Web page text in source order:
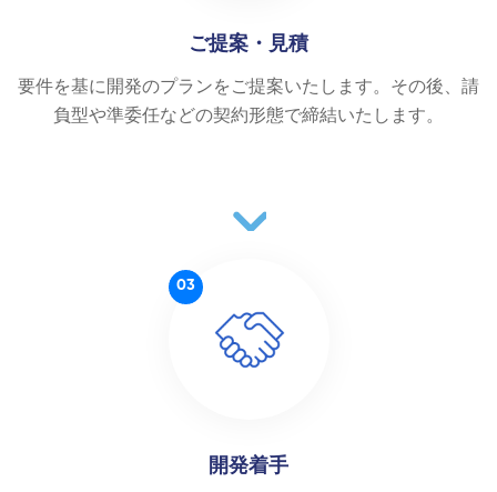
ご提案・見積
要件を基に開発のプランをご提案いたします。その後、請
負型や準委任などの契約形態で締結いたします。
03
開発着手